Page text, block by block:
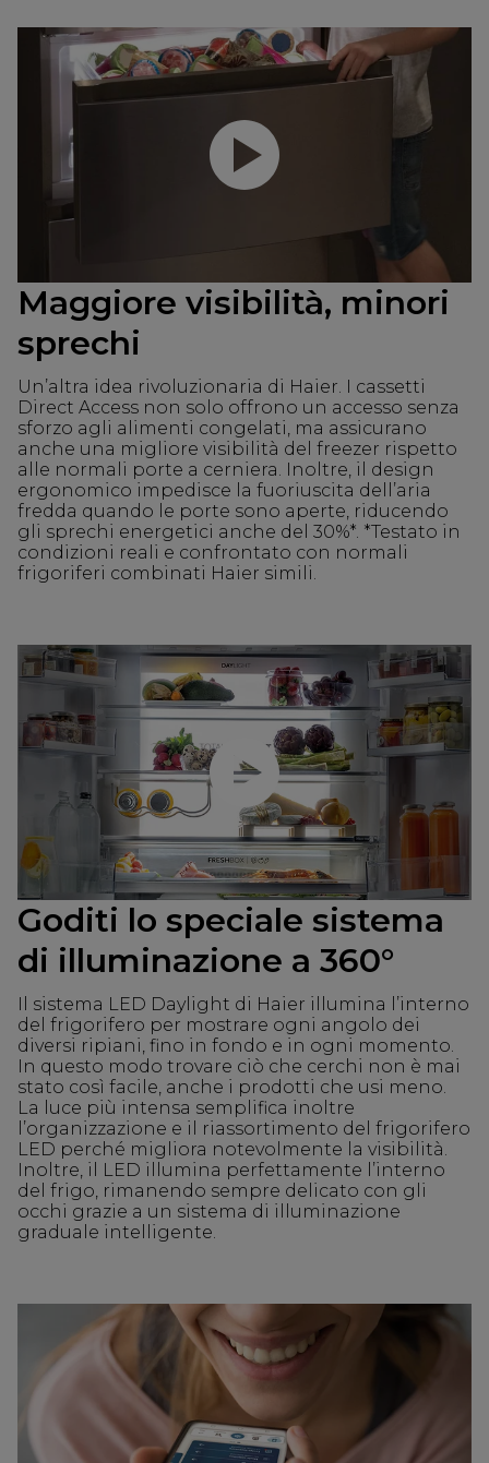
Riproduci il video
Maggiore visibilità, minori
sprechi
Un’altra idea rivoluzionaria di Haier. I cassetti
Direct Access non solo offrono un accesso senza
sforzo agli alimenti congelati, ma assicurano
anche una migliore visibilità del freezer rispetto
alle normali porte a cerniera. Inoltre, il design
ergonomico impedisce la fuoriuscita dell’aria
fredda quando le porte sono aperte, riducendo
gli sprechi energetici anche del 30%*. *Testato in
condizioni reali e confrontato con normali
frigoriferi combinati Haier simili.
Riproduci il video
Goditi lo speciale sistema
di illuminazione a 360°
Il sistema LED Daylight di Haier illumina l’interno
del frigorifero per mostrare ogni angolo dei
diversi ripiani, fino in fondo e in ogni momento.
In questo modo trovare ciò che cerchi non è mai
stato così facile, anche i prodotti che usi meno.
La luce più intensa semplifica inoltre
l’organizzazione e il riassortimento del frigorifero
LED perché migliora notevolmente la visibilità.
Inoltre, il LED illumina perfettamente l’interno
del frigo, rimanendo sempre delicato con gli
occhi grazie a un sistema di illuminazione
graduale intelligente.